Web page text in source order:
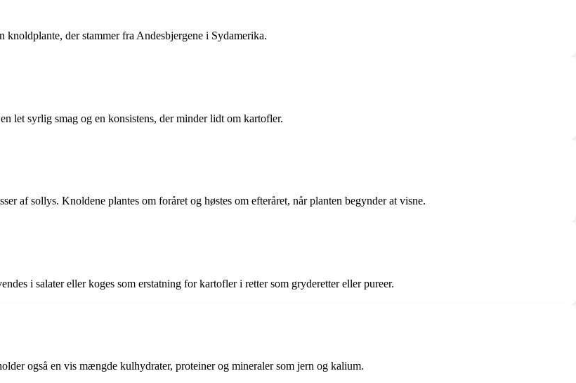
der stammer fra Andesbjergene i Sydamerika.
let syrlig smag og en konsistens, der minder lidt om kartofler.
af sollys. Knoldene plantes om foråret og høstes om efteråret, når planten begynder at visne.
i salater eller koges som erstatning for kartofler i retter som gryderetter eller pureer.
også en vis mængde kulhydrater, proteiner og mineraler som jern og kalium.